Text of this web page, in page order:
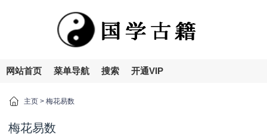
网站首页 菜单导航 搜索 开通VIP
主页 > 梅花易数
梅花易数